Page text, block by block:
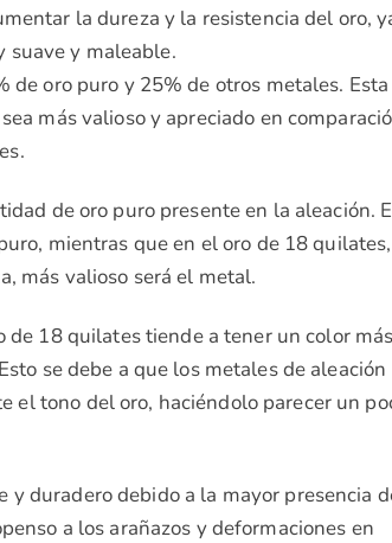
la dureza y la resistencia del oro,
suave y maleable.
oro puro y 25% de otros metales. Esta
más valioso y apreciado en
de oro puro presente en la aleación.
mientras que en el oro de 18
más valioso será el metal.
de 18 quilates tiende a tener un color
se debe a que los metales de aleación
el tono del oro, haciéndolo parecer un
duradero debido a la mayor presencia
a los arañazos y deformaciones en